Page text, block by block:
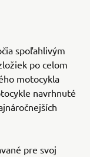
spoľahlivým
po celom
motocykla
navrhnuté
pre svoj